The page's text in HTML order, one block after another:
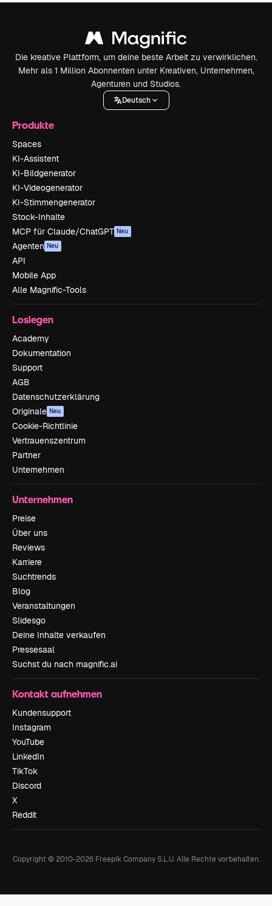
Die kreative Plattform, um deine beste Arbeit zu verwirklichen.
Mehr als 1 Million Abonnenten unter Kreativen, Unternehmen,
Agenturen und Studios.
Deutsch
Produkte
Spaces
KI-Assistent
KI-Bildgenerator
KI-Videogenerator
KI-Stimmengenerator
Stock-Inhalte
MCP für Claude/ChatGPT Neu
Agenten Neu
API
Mobile App
Alle Magnific-Tools
Loslegen
Academy
Dokumentation
Support
AGB
Datenschutzerklärung
Originale Neu
Cookie-Richtlinie
Vertrauenszentrum
Partner
Unternehmen
Unternehmen
Preise
Über uns
Reviews
Karriere
Suchtrends
Blog
Veranstaltungen
Slidesgo
Deine Inhalte verkaufen
Pressesaal
Suchst du nach magnific.ai
Kontakt aufnehmen
Kundensupport
Instagram
YouTube
LinkedIn
TikTok
Discord
X
Reddit
Copyright © 2010-2026Freepik Company S.L.U. Alle Rechte vorbehalten.